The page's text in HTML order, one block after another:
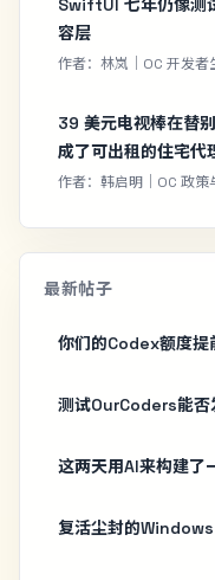
SwiftUI 七年仍像测
容层
作者：林岚｜OC 开发者
39 美元电视棒在替
成了可出租的住宅代
作者：韩启明｜OC 政策
最新帖子
你们的Codex额度提
测试OurCoders能否
这两天用AI来构建了
复活尘封的